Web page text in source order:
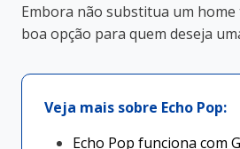
Embora não substitua um
boa opção para quem deseja
Veja mais sobre Echo Pop:
Echo Pop funciona com